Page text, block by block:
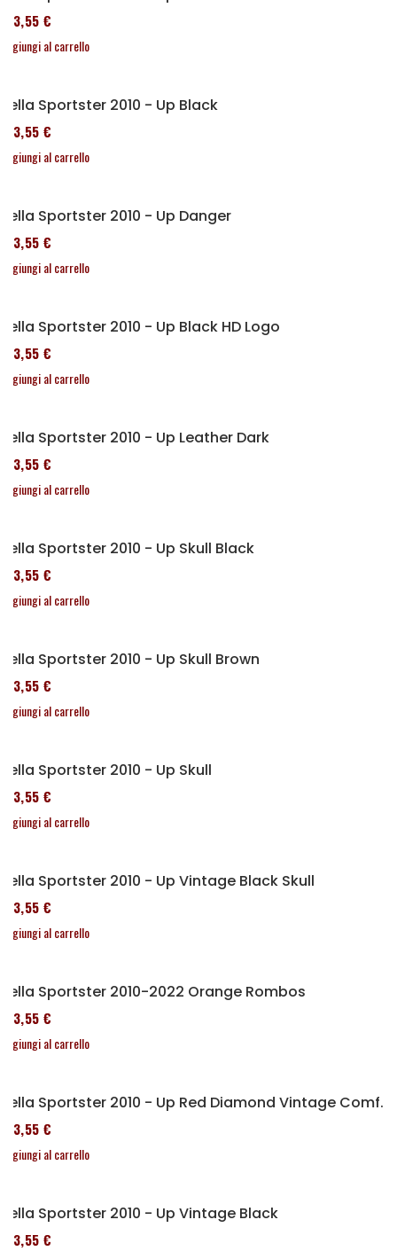
173,55 €
Aggiungi al carrello
Sella Sportster 2010 - Up Black
173,55 €
Aggiungi al carrello
Sella Sportster 2010 - Up Danger
173,55 €
Aggiungi al carrello
Sella Sportster 2010 - Up Black HD Logo
173,55 €
Aggiungi al carrello
Sella Sportster 2010 - Up Leather Dark
173,55 €
Aggiungi al carrello
Sella Sportster 2010 - Up Skull Black
173,55 €
Aggiungi al carrello
Sella Sportster 2010 - Up Skull Brown
173,55 €
Aggiungi al carrello
Sella Sportster 2010 - Up Skull
173,55 €
Aggiungi al carrello
Sella Sportster 2010 - Up Vintage Black Skull
173,55 €
Aggiungi al carrello
Sella Sportster 2010-2022 Orange Rombos
173,55 €
Aggiungi al carrello
Sella Sportster 2010 - Up Red Diamond Vintage Comfort
173,55 €
Aggiungi al carrello
Sella Sportster 2010 - Up Vintage Black
173,55 €